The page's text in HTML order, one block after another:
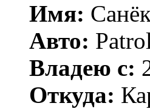
Имя: Санёк
Авто:
Владею с:
Откуда: